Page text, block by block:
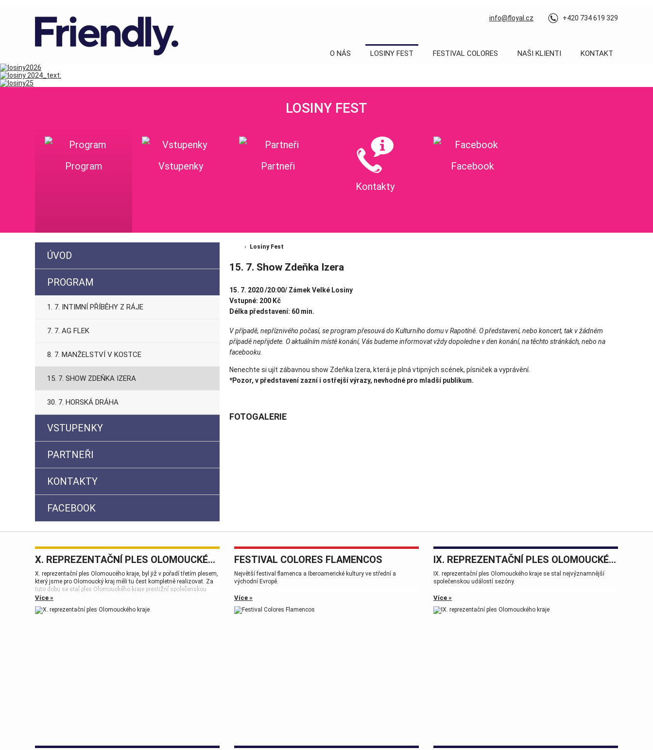
+420 734 619 329
info@floyal.cz
O NÁS LOSINY FEST FESTIVAL COLORES NAŠI KLIENTI KONTAKT
LOSINY FEST
Program Vstupenky
Partneři
Kontakty
Facebook
ÚVOD
PROGRAM
1. 7. INTIMNÍ PŘÍBĚHY Z RÁJE
7. 7. AG FLEK
8. 7. MANŽELSTVÍ V KOSTCE
15. 7. SHOW ZDEŇKA IZERA
30. 7. HORSKÁ DRÁHA
VSTUPENKY
PARTNEŘI
KONTAKTY
FACEBOOK
Losiny Fest
15. 7. Show Zdeňka Izera
15. 7. 2020 /20:00/ Zámek Velké Losiny
Vstupné: 200 Kč
Délka představení: 60 min.
V případě, nepříznivého počasí, se program přesouvá do Kulturního domu v Rapotíně. O představení, nebo koncert, tak v žádném
případě nepřijdete. O aktuálním místě konání, Vás budeme informovat vždy dopoledne v den konání, na těchto stránkách, nebo na
facebooku.
Nenechte si ujít zábavnou show Zdeňka Izera, která je plná vtipných scének, písniček a vyprávění.
*Pozor, v představení zazní i ostřejší výrazy, nevhodné pro mladší publikum.
FOTOGALERIE
X. REPREZENTAČNÍ PLES OLOMOUCKÉHO KRAJE
X. reprezentační ples Olomoucého kraje, byl již v pořadí třetím plesem,
který jsme pro Olomoucký kraj měli tu čest kompletně realizovat. Za
tuto dobu se stal ples Olomouckého kraje prestižní společenskou
událostí, která patří k vrcholům plesové sezóny.
Více »
FESTIVAL COLORES FLAMENCOS
Největší festival flamenca a Iberoamerické kultury ve střední a
východní Evropě.
Více »
IX. REPREZENTAČNÍ PLES OLOMOUCKÉHO KRAJE
IX. reprezentační ples Olomouckého kraje se stal nejvýznamnější
společenskou událostí sezóny.
Více »